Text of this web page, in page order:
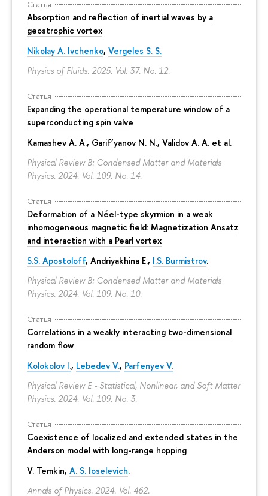
Статья
Absorption and reflection of inertial waves by a
geostrophic vortex
Nikolay A. Ivchenko, Vergeles S. S.
Physics of Fluids. 2025. Vol. 37. No. 12.
Статья
Expanding the operational temperature window of a
superconducting spin valve
Kamashev A. A., Garif’yanov N. N., Validov A. A. et al.
Physical Review B: Condensed Matter and Materials
Physics. 2024. Vol. 109. No. 14.
Статья
Deformation of a Néel-type skyrmion in a weak
inhomogeneous magnetic field: Magnetization Ansatz
and interaction with a Pearl vortex
S.S. Apostoloff, Andriyakhina E., I.S. Burmistrov.
Physical Review B: Condensed Matter and Materials
Physics. 2024. Vol. 109. No. 10.
Статья
Correlations in a weakly interacting two-dimensional
random flow
Kolokolov I., Lebedev V., Parfenyev V.
Physical Review E - Statistical, Nonlinear, and Soft Matter
Physics. 2024. Vol. 109. No. 3.
Статья
Coexistence of localized and extended states in the
Anderson model with long-range hopping
V. Temkin, A. S. Ioselevich.
Annals of Physics. 2024. Vol. 462.